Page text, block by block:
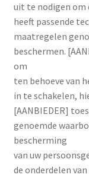
uit te nodigen om
heeft passende
maatregelen
beschermen.
om
ten behoeve van
in te schakelen,
[AANBIEDER]
genoemde
bescherming
van uw
de onderdelen